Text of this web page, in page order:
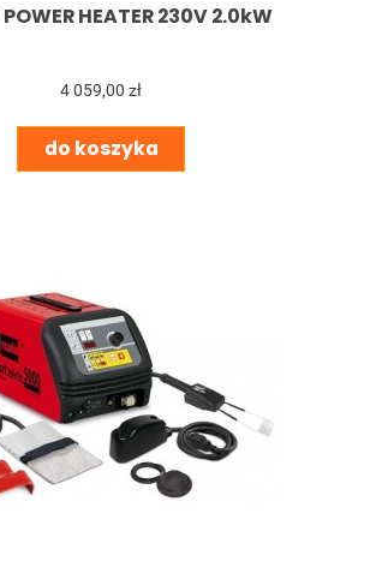
POWER HEATER 230V 2.0kW
4 059,00 zł
do koszyka